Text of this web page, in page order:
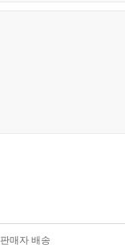
판매자 배송